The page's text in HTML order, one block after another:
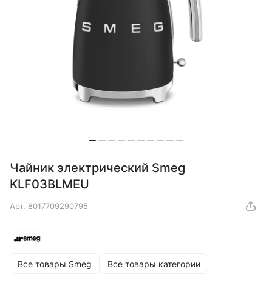
Чайник электрический Smeg
KLF03BLMEU
Арт. 8017709290795
Все товары Smeg Все товары категории